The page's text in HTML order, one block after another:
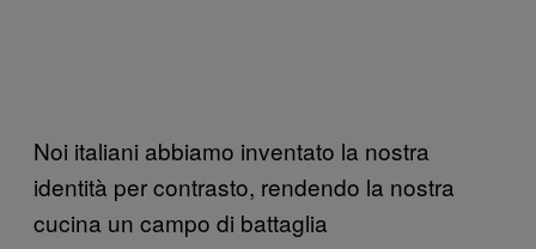
Noi italiani abbiamo inventato la nostra
identità per contrasto, rendendo la nostra
cucina un campo di battaglia